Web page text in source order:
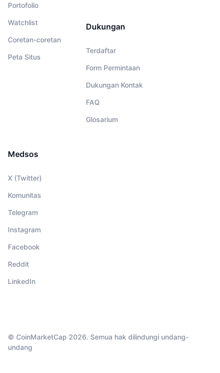
Portofolio
Watchlist
Coretan-coretan
Peta Situs
Dukungan
Terdaftar
Form Permintaan
Dukungan Kontak
FAQ
Glosarium
Medsos
X (Twitter)
Komunitas
Telegram
Instagram
Facebook
Reddit
LinkedIn
© CoinMarketCap 2026. Semua hak dilindungi undang-
undang